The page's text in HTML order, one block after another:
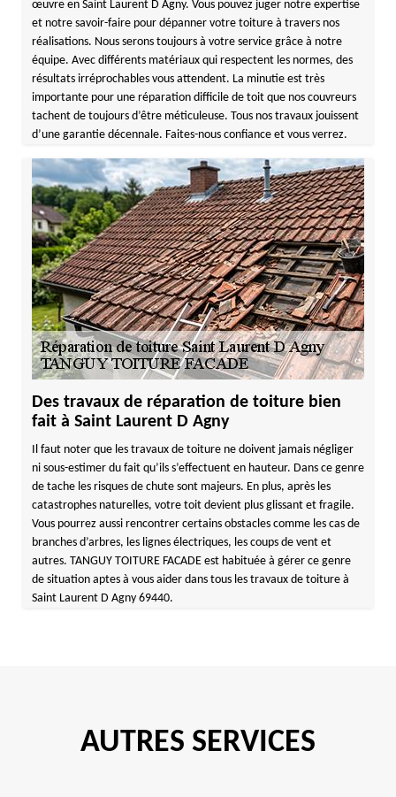
œuvre en Saint Laurent D Agny. Vous pouvez juger notre expertise
et notre savoir-faire pour dépanner votre toiture à travers nos
réalisations. Nous serons toujours à votre service grâce à notre
équipe. Avec différents matériaux qui respectent les normes, des
résultats irréprochables vous attendent. La minutie est très
importante pour une réparation difficile de toit que nos couvreurs
tachent de toujours d’être méticuleuse. Tous nos travaux jouissent
d’une garantie décennale. Faites-nous confiance et vous verrez.
Des travaux de réparation de toiture bien
fait à Saint Laurent D Agny
Il faut noter que les travaux de toiture ne doivent jamais négliger
ni sous-estimer du fait qu’ils s’effectuent en hauteur. Dans ce genre
de tache les risques de chute sont majeurs. En plus, après les
catastrophes naturelles, votre toit devient plus glissant et fragile.
Vous pourrez aussi rencontrer certains obstacles comme les cas de
branches d’arbres, les lignes électriques, les coups de vent et
autres. TANGUY TOITURE FACADE est habituée à gérer ce genre
de situation aptes à vous aider dans tous les travaux de toiture à
Saint Laurent D Agny 69440.
AUTRES SERVICES